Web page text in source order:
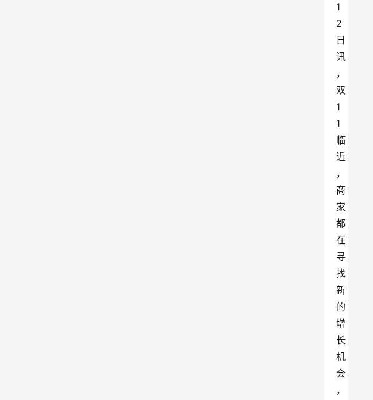
1
2
日
讯
，
双
1
1
临
近
，
商
家
都
在
寻
找
新
的
增
长
机
会
，